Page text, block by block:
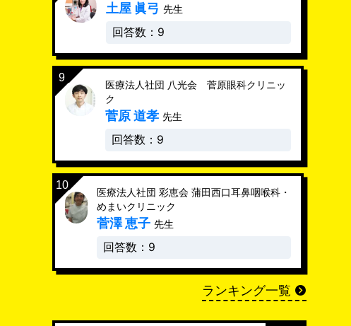
土屋 眞弓 先生
回答数：9
医療法人社団 八光会 菅原眼科クリニッ
ク
菅原 道孝 先生
回答数：9
医療法人社団 彩恵会 蒲田西口耳鼻咽喉科・
めまいクリニック
菅澤 恵子 先生
回答数：9
ランキング一覧